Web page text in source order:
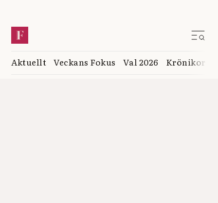
Aktuellt Veckans Fokus Val 2026 Krönikor